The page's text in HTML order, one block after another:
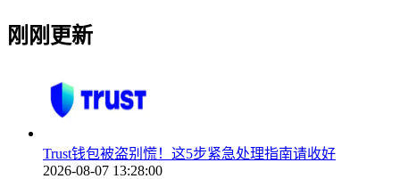
刚刚更新
Trust钱包被盗别慌！这5步紧急处理指南请收好
2026-08-07 13:28:00